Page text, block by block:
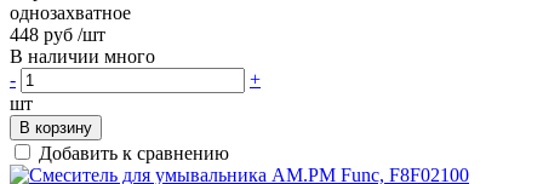
однозахватное
448 руб /шт
В наличии много
-
+
шт
В корзину
Добавить к сравнению